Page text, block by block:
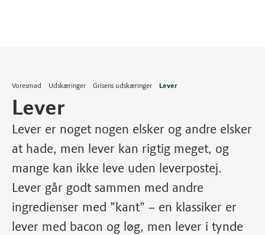
Voresmad Udskæringer Grisens udskæringer Lever
Lever
Lever er noget nogen elsker og andre elsker
at hade, men lever kan rigtig meget, og
mange kan ikke leve uden leverpostej.
Lever går godt sammen med andre
ingredienser med ”kant” – en klassiker er
lever med bacon og løg, men lever i tynde